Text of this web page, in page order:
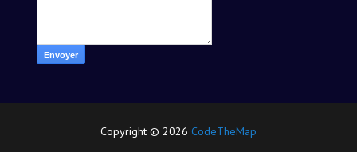
Copyright © 2026 CodeTheMap